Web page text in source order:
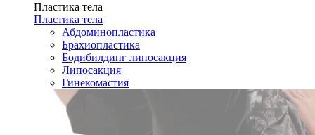
Пластика тела
Пластика тела
Абдоминопластика
Брахиопластика
Бодибилдинг липосакция
Липосакция
Гинекомастия